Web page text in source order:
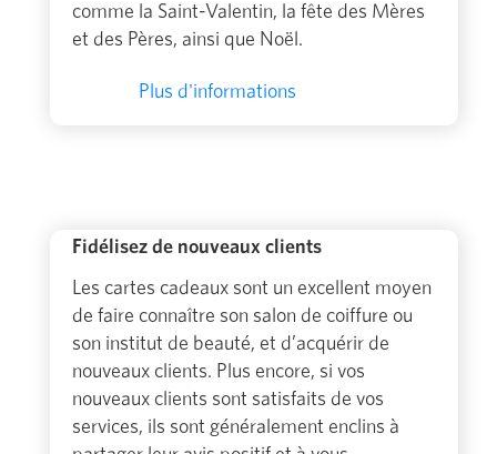
comme la Saint-Valentin, la fête des Mères
et des Pères, ainsi que Noël.
Plus d'informations
Fidélisez de nouveaux clients
Les cartes cadeaux sont un excellent moyen
de faire connaître son salon de coiffure ou
son institut de beauté, et d’acquérir de
nouveaux clients. Plus encore, si vos
nouveaux clients sont satisfaits de vos
services, ils sont généralement enclins à